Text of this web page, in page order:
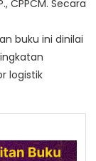
CPPCM. Secara
buku ini dinilai
logistik